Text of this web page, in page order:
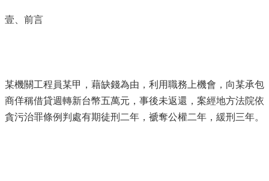
壹、前言
某機關工程員某甲，藉缺錢為由，利用職務上機會，向某承包
商佯稱借貸週轉新台幣五萬元，事後未返還，案經地方法院依
貪污治罪條例判處有期徒刑二年，褫奪公權二年，緩刑三年。